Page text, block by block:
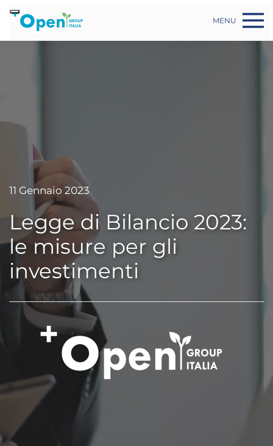
Skip to main content
MENU
Home News
investimenti
11 Gennaio 2023
Legge di Bilancio 2023:
le misure per gli
investimenti